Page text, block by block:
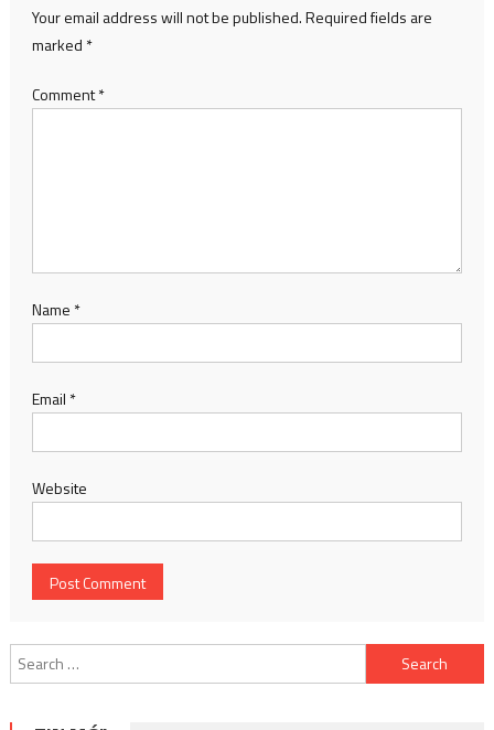
Your email address will not be published.Required fields are
marked *
Comment*
Name *
Email *
Website
Search
for: